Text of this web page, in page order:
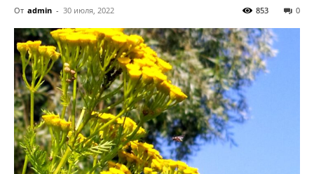
От admin - 30 июля, 2022 0
853